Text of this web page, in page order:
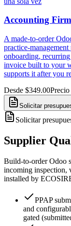
Accounting Firm
A made-to-order
practice-
onboarding,
invoice built to your
supports it after you
Desde $349.00Precio
Solicitar
Solicitar
Supplier
Build-to-order Odoo
incoming inspection,
installed by
PPAP
and
gated